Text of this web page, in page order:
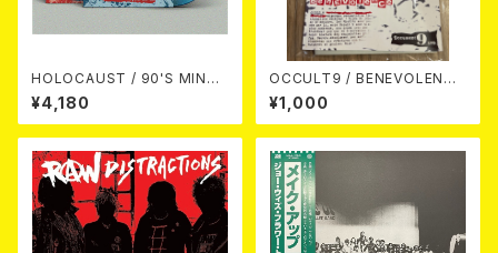
HOLOCAUST / 90'S MIND I
N YOUR MINDS (※LTD.150
SWIRL BLUE VINYL)
¥4,180
OCCULT9 / BENEVOLENCE
(LTD.150) カセット
¥1,000